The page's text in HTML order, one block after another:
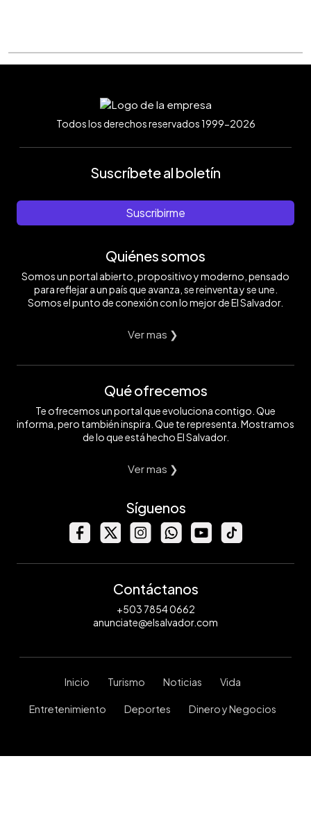
Todos los derechos reservados 1999-2026
Suscríbete al boletín
Suscribirme
Quiénes somos
Somos un portal abierto, propositivo y moderno, pensado
para reflejar a un país que avanza, se reinventa y se une.
Somos el punto de conexión con lo mejor de El Salvador.
Ver mas ❯
Qué ofrecemos
Te ofrecemos un portal que evoluciona contigo. Que
informa, pero también inspira. Que te representa. Mostramos
de lo que está hecho El Salvador.
Ver mas ❯
Síguenos
Contáctanos
+503 7854 0662
anunciate@elsalvador.com
Inicio Turismo Noticias Vida
Entretenimiento Deportes Dinero y Negocios